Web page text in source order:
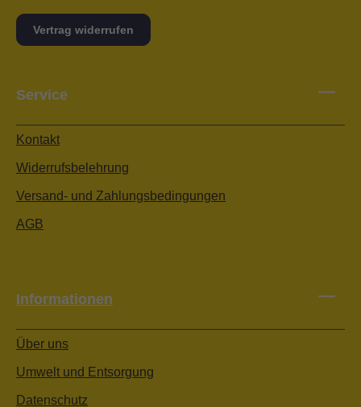
Vertrag widerrufen
Service
Kontakt
Widerrufsbelehrung
Versand- und Zahlungsbedingungen
AGB
Informationen
Über uns
Umwelt und Entsorgung
Datenschutz